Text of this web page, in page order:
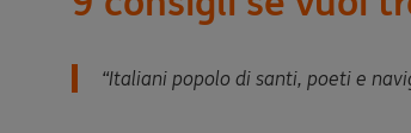
“Italiani popolo di santi, poeti e